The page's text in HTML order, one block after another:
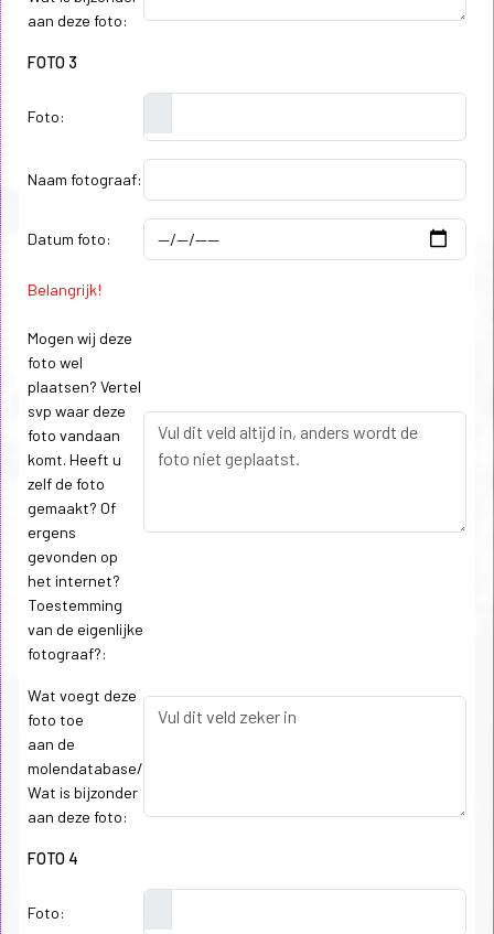
aan deze foto:
FOTO 3
Foto:
Naam fotograaf:
Datum foto:
Belangrijk!
Mogen wij deze
foto wel
plaatsen? Vertel
svp waar deze
foto vandaan
komt. Heeft u
zelf de foto
gemaakt? Of
ergens
gevonden op
het internet?
Toestemming
van de eigenlijke
fotograaf?:
Wat voegt deze
foto toe
aan de
molendatabase/
Wat is bijzonder
aan deze foto:
FOTO 4
Foto: